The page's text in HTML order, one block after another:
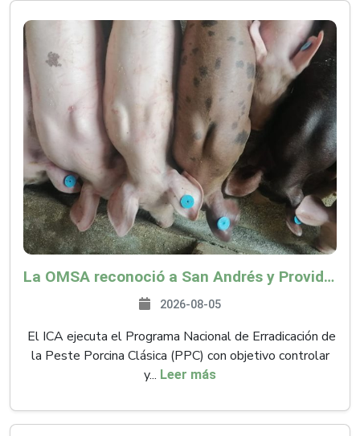
La OMSA reconoció a San Andrés y Providencia como zona libre de Peste Porcina Clásica (PPC)
2026-08-05
El ICA ejecuta el Programa Nacional de Erradicación de
la Peste Porcina Clásica (PPC) con objetivo controlar
y... Leer más